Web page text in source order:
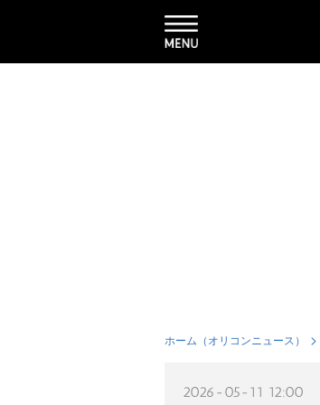
ホーム（オリコンニュース）
2026-05-11 12:00